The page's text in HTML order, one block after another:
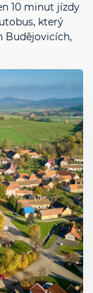
10 minut jízdy
který
Budějovicích,